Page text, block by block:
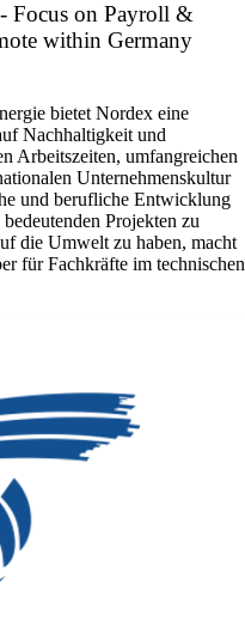
Focus on Payroll &
within Germany
bietet Nordex eine
Nachhaltigkeit und
Arbeitszeiten, umfangreichen
Unternehmenskultur
und berufliche Entwicklung
Projekten zu
die Umwelt zu haben, macht
für Fachkräfte im technischen